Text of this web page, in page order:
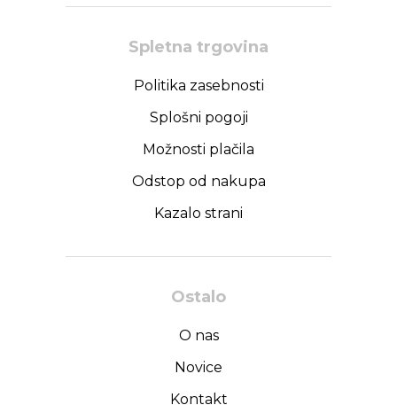
Spletna trgovina
Politika zasebnosti
Splošni pogoji
Možnosti plačila
Odstop od nakupa
Kazalo strani
Ostalo
O nas
Novice
Kontakt